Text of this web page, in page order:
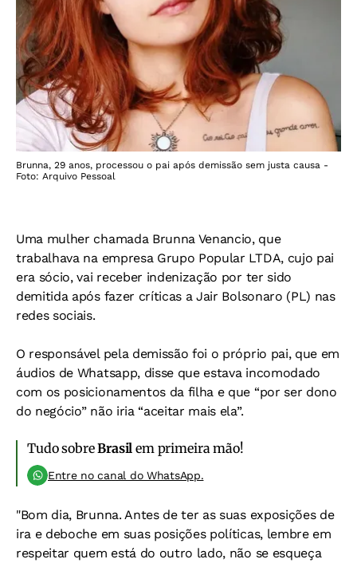
Brunna, 29 anos, processou o pai após demissão sem justa causa -
Foto: Arquivo Pessoal
Uma mulher chamada Brunna Venancio, que
trabalhava na empresa Grupo Popular LTDA, cujo pai
era sócio, vai receber indenização por ter sido
demitida após fazer críticas a Jair Bolsonaro (PL) nas
redes sociais.
O responsável pela demissão foi o próprio pai, que em
áudios de Whatsapp, disse que estava incomodado
com os posicionamentos da filha e que “por ser dono
do negócio” não iria “aceitar mais ela”.
Tudo sobreBrasil em primeira mão!
Entre no canal do WhatsApp.
"Bom dia, Brunna. Antes de ter as suas exposições de
ira e deboche em suas posições políticas, lembre em
respeitar quem está do outro lado, não se esqueça